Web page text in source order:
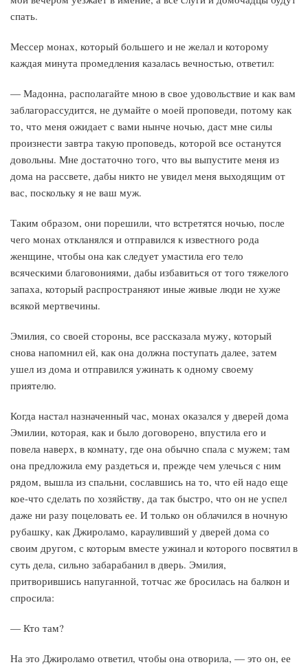
спать.
Мессер монах, который большего и не желал и которому
каждая минута промедления казалась вечностью, ответил:
— Мадонна, располагайте мною в свое удовольствие и как вам
заблагорассудится, не думайте о моей проповеди, потому как
то, что меня ожидает с вами нынче ночью, даст мне силы
произнести завтра такую проповедь, которой все останутся
довольны. Мне достаточно того, что вы выпустите меня из
дома на рассвете, дабы никто не увидел меня выходящим от
вас, поскольку я не ваш муж.
Таким образом, они порешили, что встретятся ночью, после
чего монах откланялся и отправился к известного рода
женщине, чтобы она как следует умастила его тело
всяческими благовониями, дабы избавиться от того тяжелого
запаха, который распространяют иные живые люди не хуже
всякой мертвечины.
Эмилия, со своей стороны, все рассказала мужу, который
снова напомнил ей, как она должна поступать далее, затем
ушел из дома и отправился ужинать к одному своему
приятелю.
Когда настал назначенный час, монах оказался у дверей дома
Эмилии, которая, как и было договорено, впустила его и
повела наверх, в комнату, где она обычно спала с мужем; там
она предложила ему раздеться и, прежде чем улечься с ним
рядом, вышла из спальни, сославшись на то, что ей надо еще
кое-что сделать по хозяйству, да так быстро, что он не успел
даже ни разу поцеловать ее. И только он облачился в ночную
рубашку, как Джироламо, карауливший у дверей дома со
своим другом, с которым вместе ужинал и которого посвятил в
суть дела, сильно забарабанил в дверь. Эмилия,
притворившись напуганной, тотчас же бросилась на балкон и
спросила:
— Кто там?
На это Джироламо ответил, чтобы она отворила, — это он, ее